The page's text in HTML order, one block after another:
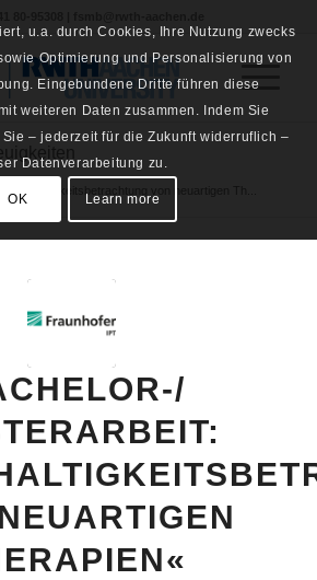
u.a. durch Cookies, Ihre Nutzung zwecks
Optimierung und Personalisierung von
Eingebundene Dritte führen diese
weiteren Daten zusammen. Indem Sie
– jederzeit für die Zukunft widerruflich –
Datenverarbeitung zu.
OK Learn more